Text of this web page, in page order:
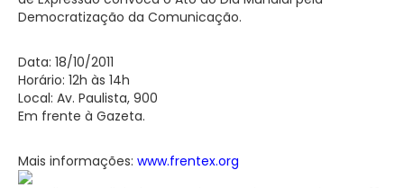
Democratização da Comunicação.
Data: 18/10/2011
Horário: 12h às 14h
Local: Av. Paulista, 900
Em frente à Gazeta.
Mais informações: www.frentex.org